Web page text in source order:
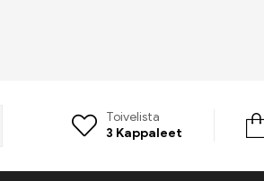
Toivelista
3 Kappaleet